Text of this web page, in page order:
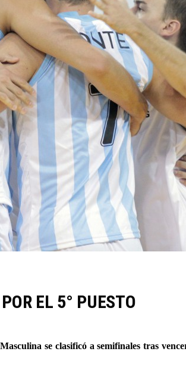
EL 5° PUESTO
se clasificó a semifinales tras